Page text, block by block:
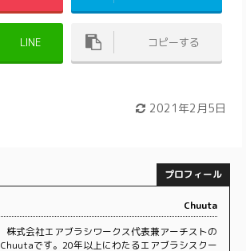
LINE コピーする
2021年2月5日
プロフィール
Chuuta
株式会社エアブラシワークス代表兼アーチストの
Chuutaです。20年以上にわたるエアブラシスクー